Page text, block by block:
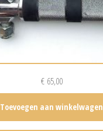
€65,00
Toevoegen aan winkelwagen